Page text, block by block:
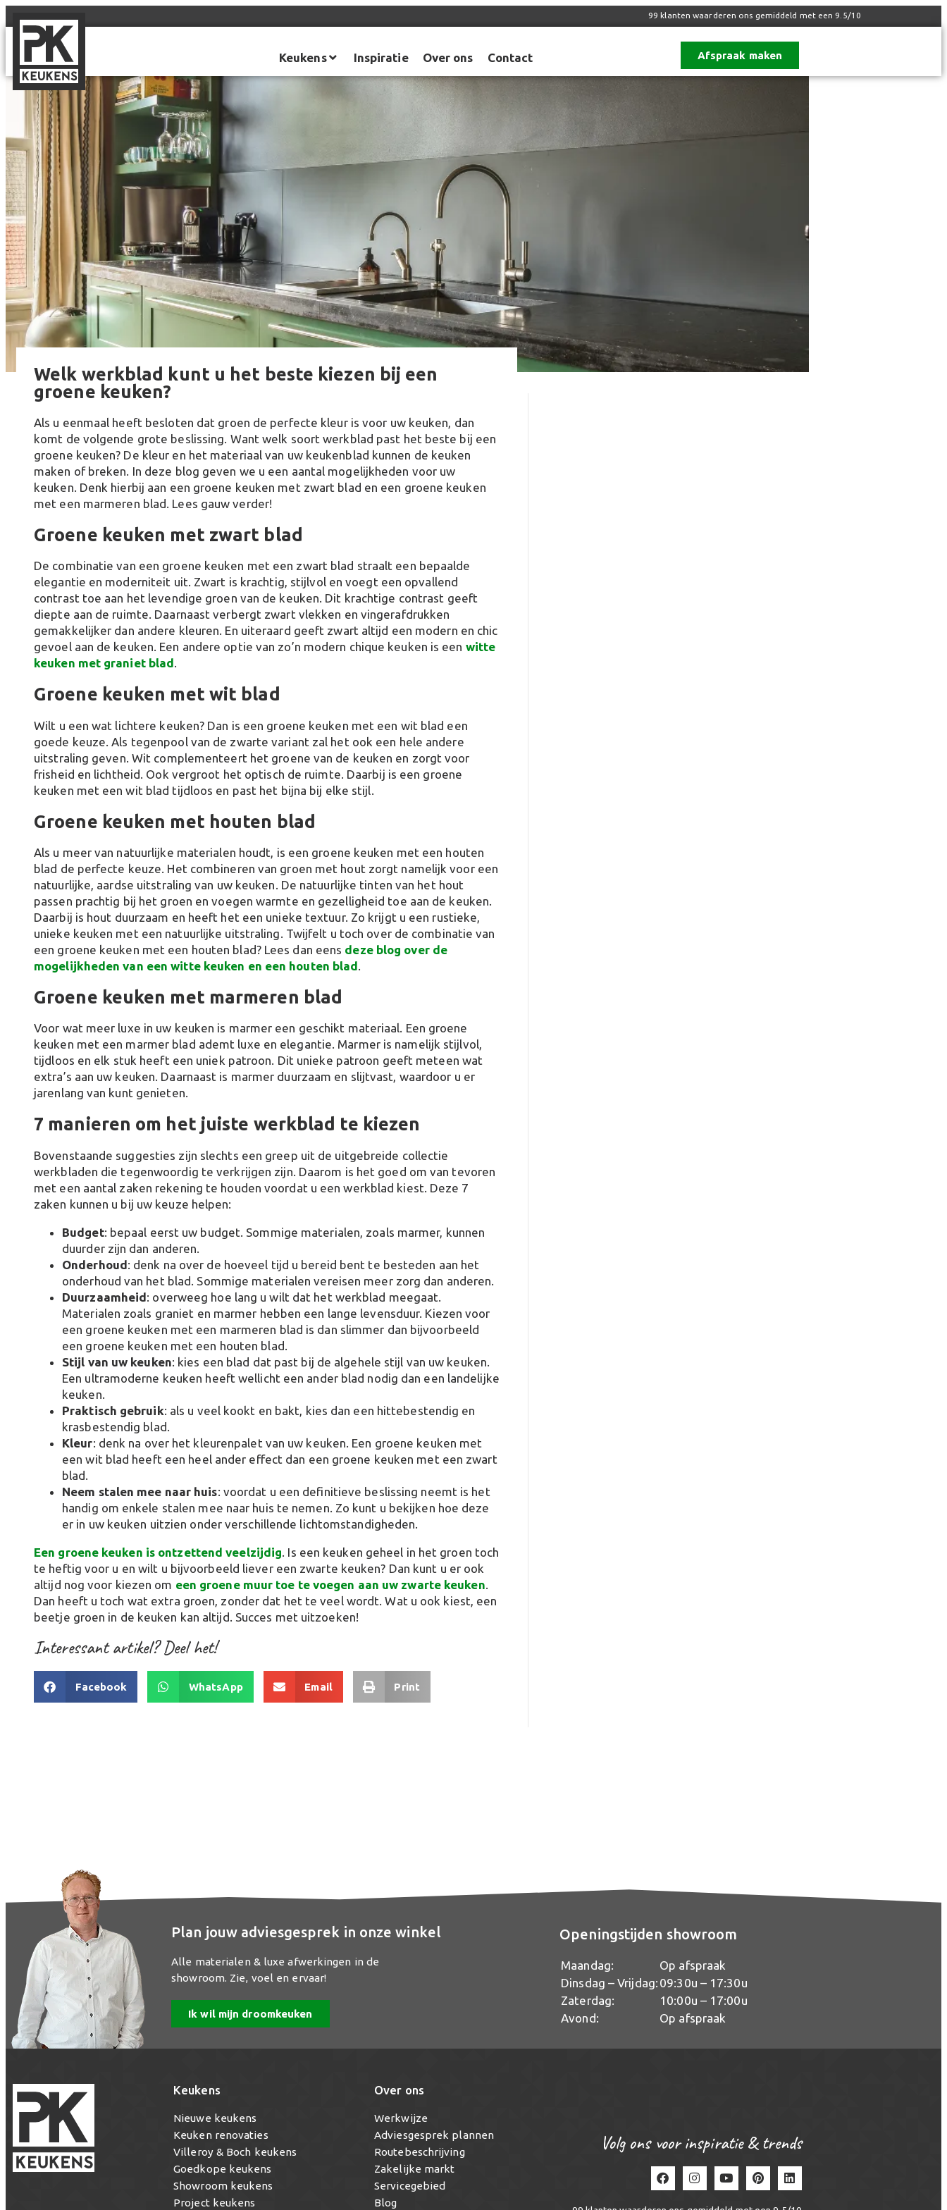
99 klanten waarderen ons gemiddeld met een9.5/10
Keukens Inspiratie Over ons Contact Afspraak maken
Welk werkblad kunt u het beste kiezen bij een
groene keuken?
Als u eenmaal heeft besloten dat groen de perfecte kleur is voor uw keuken, dan
komt de volgende grote beslissing. Want welk soort werkblad past het beste bij een
groene keuken? De kleur en het materiaal van uw keukenblad kunnen de keuken
maken of breken. In deze blog geven we u een aantal mogelijkheden voor uw
keuken. Denk hierbij aan een groene keuken met zwart blad en een groene keuken
met een marmeren blad. Lees gauw verder!
Groene keuken met zwart blad
De combinatie van een groene keuken met een zwart blad straalt een bepaalde
elegantie en moderniteit uit. Zwart is krachtig, stijlvol en voegt een opvallend
contrast toe aan het levendige groen van de keuken. Dit krachtige contrast geeft
diepte aan de ruimte. Daarnaast verbergt zwart vlekken en vingerafdrukken
gemakkelijker dan andere kleuren. En uiteraard geeft zwart altijd een modern en chic
gevoel aan de keuken. Een andere optie van zo’n modern chique keuken is een witte
keuken met graniet blad.
Groene keuken met wit blad
Wilt u een wat lichtere keuken? Dan is een groene keuken met een wit blad een
goede keuze. Als tegenpool van de zwarte variant zal het ook een hele andere
uitstraling geven. Wit complementeert het groene van de keuken en zorgt voor
frisheid en lichtheid. Ook vergroot het optisch de ruimte. Daarbij is een groene
keuken met een wit blad tijdloos en past het bijna bij elke stijl.
Groene keuken met houten blad
Als u meer van natuurlijke materialen houdt, is een groene keuken met een houten
blad de perfecte keuze. Het combineren van groen met hout zorgt namelijk voor een
natuurlijke, aardse uitstraling van uw keuken. De natuurlijke tinten van het hout
passen prachtig bij het groen en voegen warmte en gezelligheid toe aan de keuken.
Daarbij is hout duurzaam en heeft het een unieke textuur. Zo krijgt u een rustieke,
unieke keuken met een natuurlijke uitstraling. Twijfelt u toch over de combinatie van
een groene keuken met een houten blad? Lees dan eens deze blog over de
mogelijkheden van een witte keuken en een houten blad.
Groene keuken met marmeren blad
Voor wat meer luxe in uw keuken is marmer een geschikt materiaal. Een groene
keuken met een marmer blad ademt luxe en elegantie. Marmer is namelijk stijlvol,
tijdloos en elk stuk heeft een uniek patroon. Dit unieke patroon geeft meteen wat
extra’s aan uw keuken. Daarnaast is marmer duurzaam en slijtvast, waardoor u er
jarenlang van kunt genieten.
7 manieren om het juiste werkblad te kiezen
Bovenstaande suggesties zijn slechts een greep uit de uitgebreide collectie
werkbladen die tegenwoordig te verkrijgen zijn. Daarom is het goed om van tevoren
met een aantal zaken rekening te houden voordat u een werkblad kiest. Deze 7
zaken kunnen u bij uw keuze helpen:
Budget: bepaal eerst uw budget. Sommige materialen, zoals marmer, kunnen
duurder zijn dan anderen.
Onderhoud: denk na over de hoeveel tijd u bereid bent te besteden aan het
onderhoud van het blad. Sommige materialen vereisen meer zorg dan anderen.
Duurzaamheid: overweeg hoe lang u wilt dat het werkblad meegaat.
Materialen zoals graniet en marmer hebben een lange levensduur. Kiezen voor
een groene keuken met een marmeren blad is dan slimmer dan bijvoorbeeld
een groene keuken met een houten blad.
Stijl van uw keuken: kies een blad dat past bij de algehele stijl van uw keuken.
Een ultramoderne keuken heeft wellicht een ander blad nodig dan een landelijke
keuken.
Praktisch gebruik: als u veel kookt en bakt, kies dan een hittebestendig en
krasbestendig blad.
Kleur: denk na over het kleurenpalet van uw keuken. Een groene keuken met
een wit blad heeft een heel ander effect dan een groene keuken met een zwart
blad.
Neem stalen mee naar huis: voordat u een definitieve beslissing neemt is het
handig om enkele stalen mee naar huis te nemen. Zo kunt u bekijken hoe deze
er in uw keuken uitzien onder verschillende lichtomstandigheden.
Een groene keuken is ontzettend veelzijdig . Is een keuken geheel in het groen toch
te heftig voor u en wilt u bijvoorbeeld liever een zwarte keuken? Dan kunt u er ook
altijd nog voor kiezen om een groene muur toe te voegen aan uw zwarte keuken
Dan heeft u toch wat extra groen, zonder dat het te veel wordt. Wat u ook kiest, een
beetje groen in de keuken kan altijd. Succes met uitzoeken!
Interessant artikel? Deel het!
Facebook WhatsApp Email Print
Plan jouw adviesgesprek in onze winkel
Alle materialen & luxe afwerkingen in de
showroom. Zie, voel en ervaar!
Ik wil mijn droomkeuken
Openingstijden showroom
Maandag:
Op afspraak
Dinsdag – Vrijdag: 09:30u – 17:30u
Zaterdag:
10:00u – 17:00u
Avond:
Op afspraak
Keukens
Nieuwe keukens
Keuken renovaties
Villeroy & Boch keukens
Goedkope keukens
Showroom keukens
Project keukens
Over ons
Werkwijze
Adviesgesprek plannen
Routebeschrijving
Zakelijke markt
Servicegebied
Blog
Volg ons voor inspiratie & trends